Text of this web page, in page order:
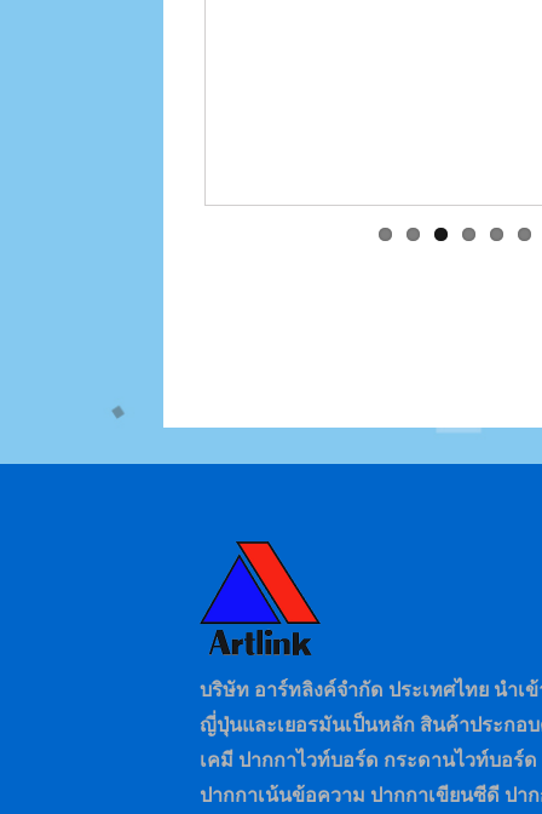
บริษัท อาร์ทลิงค์จำกัด ประเทศไทย นำเ
ญี่ปุ่นและเยอรมันเป็นหลัก สินค้าประกอ
เคมี ปากกาไวท์บอร์ด กระดานไวท์บอร์
ปากกาเน้นข้อความ ปากกาเขียนซีดี